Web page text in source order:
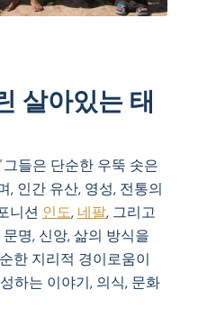
살아있는 태
그들은 단순한 우뚝 솟은
, 인간 유산, 영성, 전통의
니션 인도, 네팔, 그리고
명, 신앙, 삶의 방식을
한 지리적 경이로움이
하는 이야기, 의식, 문화